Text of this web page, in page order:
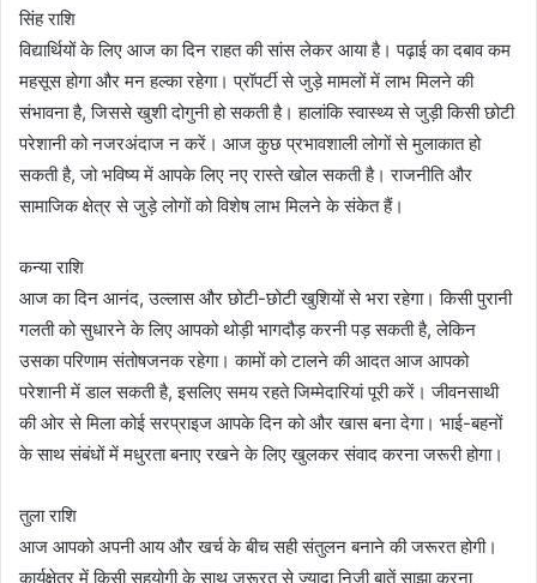
सिंह राशि
विद्यार्थियों के लिए आज का दिन राहत की सांस लेकर आया है। पढ़ाई का दबाव कम
महसूस होगा और मन हल्का रहेगा। प्रॉपर्टी से जुड़े मामलों में लाभ मिलने की
संभावना है, जिससे खुशी दोगुनी हो सकती है। हालांकि स्वास्थ्य से जुड़ी किसी छोटी
परेशानी को नजरअंदाज न करें। आज कुछ प्रभावशाली लोगों से मुलाकात हो
सकती है, जो भविष्य में आपके लिए नए रास्ते खोल सकती है। राजनीति और
सामाजिक क्षेत्र से जुड़े लोगों को विशेष लाभ मिलने के संकेत हैं।
कन्या राशि
आज का दिन आनंद, उल्लास और छोटी-छोटी खुशियों से भरा रहेगा। किसी पुरानी
गलती को सुधारने के लिए आपको थोड़ी भागदौड़ करनी पड़ सकती है, लेकिन
उसका परिणाम संतोषजनक रहेगा। कामों को टालने की आदत आज आपको
परेशानी में डाल सकती है, इसलिए समय रहते जिम्मेदारियां पूरी करें। जीवनसाथी
की ओर से मिला कोई सरप्राइज आपके दिन को और खास बना देगा। भाई-बहनों
के साथ संबंधों में मधुरता बनाए रखने के लिए खुलकर संवाद करना जरूरी होगा।
तुला राशि
आज आपको अपनी आय और खर्च के बीच सही संतुलन बनाने की जरूरत होगी।
कार्यक्षेत्र में किसी सहयोगी के साथ जरूरत से ज्यादा निजी बातें साझा करना